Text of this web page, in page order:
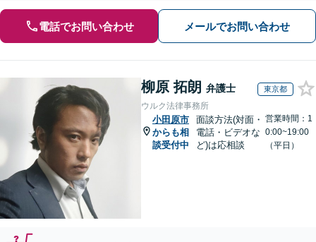
電話でお問い合わせ メールでお問い合わせ
柳原 拓朗 弁護士 東京都
ウルク法律事務所
小田原市
からも相
談受付中
面談方法(対面・
電話・ビデオな
ど)は応相談
営業時間：1
0:00~19:00
（平日）